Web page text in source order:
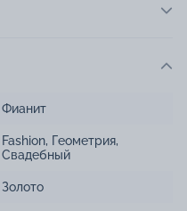
Фианит
Fashion, Геометрия,
Свадебный
Золото